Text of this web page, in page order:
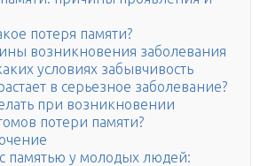
потеря памяти?
возникновения заболевания
условиях забывчивость
в серьезное заболевание?
при возникновении
потери памяти?
памятью у молодых людей: